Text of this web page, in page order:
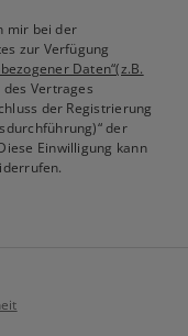
mir bei der
zur Verfügung
Daten“(z.B.
des Vertrages
der Registrierung
der
Einwilligung kann